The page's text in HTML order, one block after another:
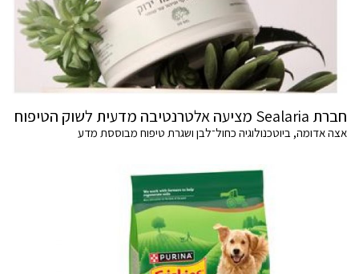
חברת Sealaria מציעה אלטרנטיבה מדעית לשוק הטיפוח
אצה אדומה, ביוטכנולוגיה כחול־לבן ושגרת טיפוח מבוססת מדע